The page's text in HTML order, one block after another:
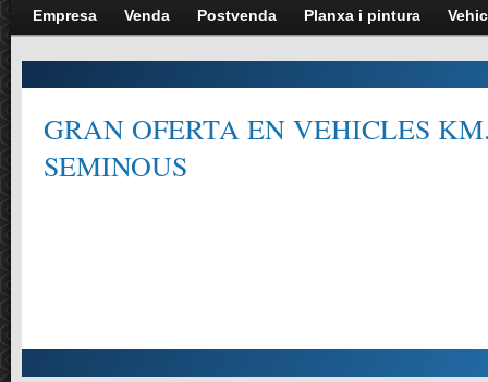
Empresa Venda Postvenda Planxa i pintura
GRAN OFERTA EN VEHICLES
SEMINOUS